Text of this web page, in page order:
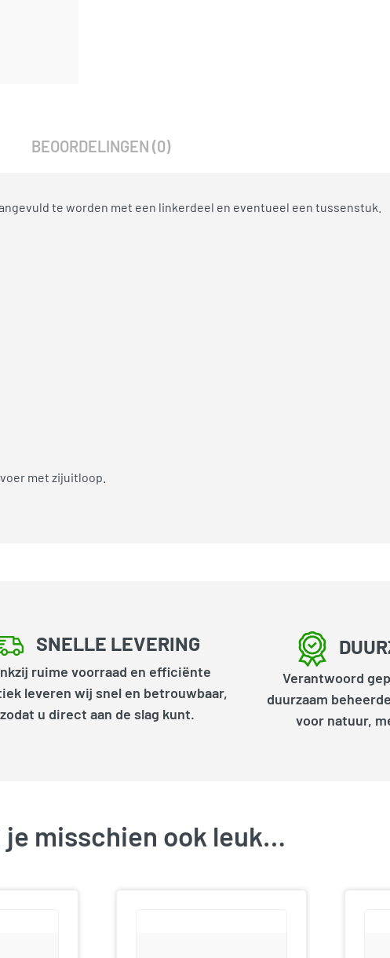
BEOORDELINGEN (0)
te worden met een linkerdeel en eventueel een tussenstuk.
met zijuitloop.
SNELLE LEVERING
ruime voorraad en efficiënte
leveren wij snel en betrouwbaar,
zodat u direct aan de slag kunt.
Verantwoord
duurzaam
voor natuur,
je misschien ook leuk…